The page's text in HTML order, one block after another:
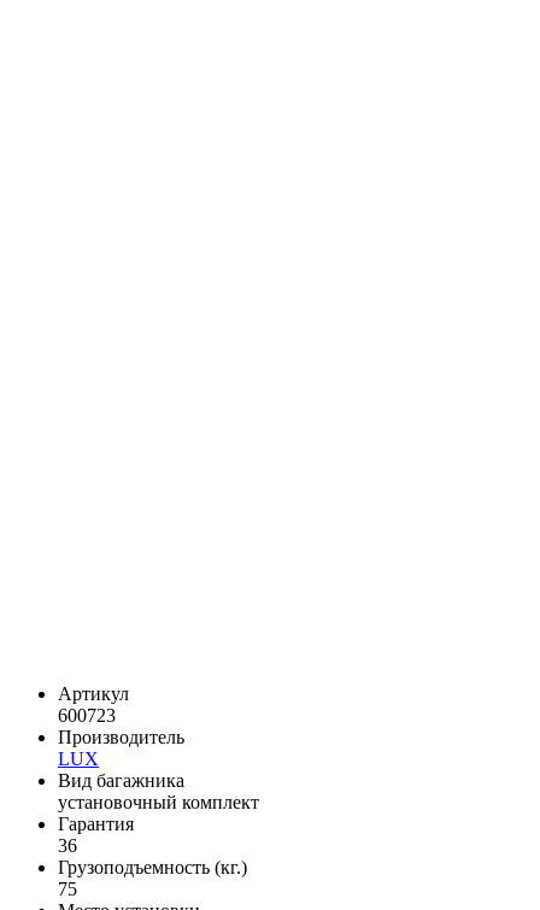
Артикул
600723
Производитель
LUX
Вид багажника
установочный комплект
Гарантия
36
Грузоподъемность (кг.)
75